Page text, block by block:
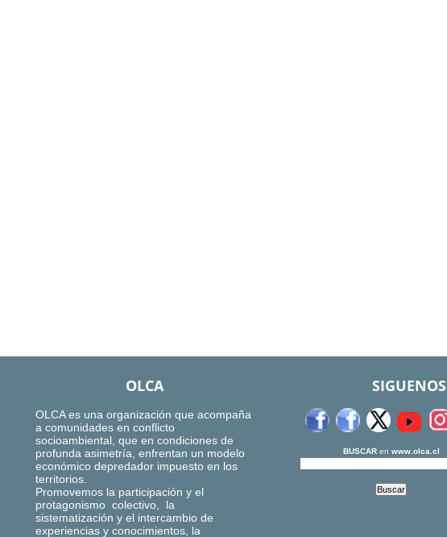
OLCA
OLCA es una organización que acompaña
a comunidades en conflicto
socioambiental, que en condiciones de
profunda asimetría, enfrentan un modelo
económico depredador impuesto en los
territorios.
Promovemos la participación y el
protagonismo colectivo, la
sistematización y el intercambio de
experiencias y conocimientos, la
SIGUENOS
BUSCARen www.olca.cl